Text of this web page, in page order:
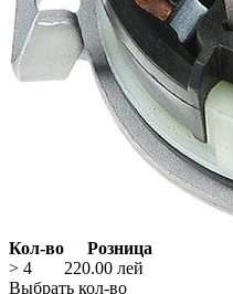
Кол-во
Розница
> 4
220.00 лей
Выбрать кол-во